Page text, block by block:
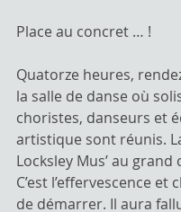
Place au concret … !
Quatorze heures,
la salle de danse où
choristes, danseurs et
artistique sont réunis.
Locksley Mus’ au grand
C’est l’effervescence et
de démarrer. Il aura